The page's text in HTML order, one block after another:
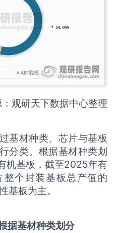
观研天下数据中心整理
基材种类、芯片与基板
分类。根据基材种类划
机基板，截至2025年有
个封装基板总产值的
基板为主。
据基材种类划分